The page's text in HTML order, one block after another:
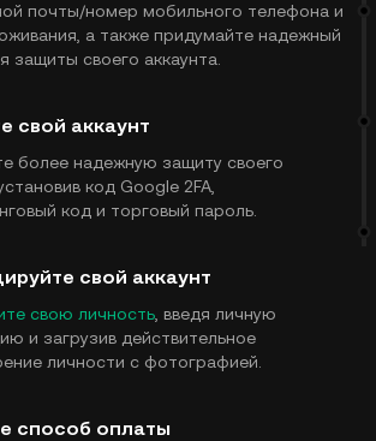
почты/номер мобильного телефона и
а также придумайте надежный
защиты своего аккаунта.
свой аккаунт
более надежную защиту своего
код Google 2FA,
код и торговый пароль.
свой аккаунт
свою личность , введя личную
и загрузив действительное
личности с фотографией.
способ оплаты